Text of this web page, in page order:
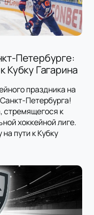
Петербурге:
Кубку Гагарина
праздника на
Петербурга!
стремящегося к
хоккейной лиге.
пути к Кубку